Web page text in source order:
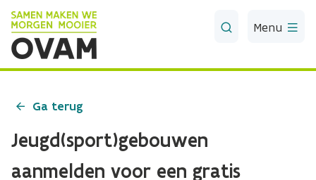
Skip to Main Content
Menu
Ga terug
Jeugd(sport)gebouwen
aanmelden voor een gratis